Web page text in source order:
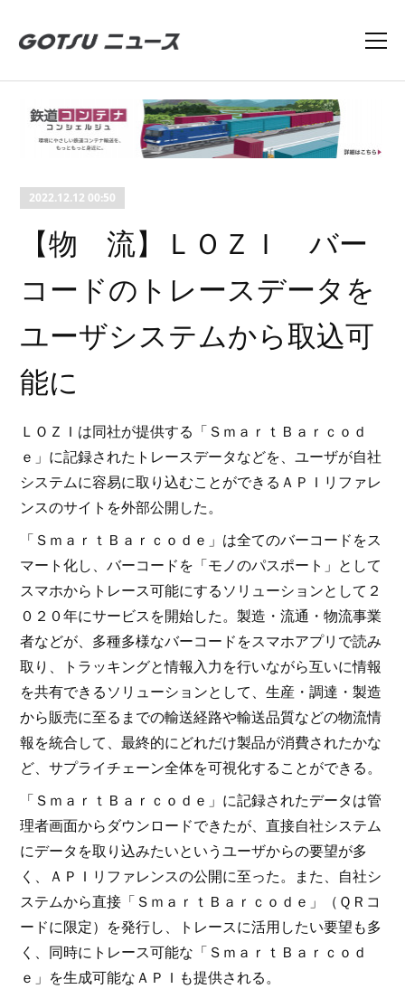
2022.12.12 00:50
【物 流】ＬＯＺＩ バー
コードのトレースデータを
ユーザシステムから取込可
能に
ＬＯＺＩは同社が提供する「ＳｍａｒｔＢａｒｃｏｄ
ｅ」に記録されたトレースデータなどを、ユーザが自社
システムに容易に取り込むことができるＡＰＩリファレ
ンスのサイトを外部公開した。
「ＳｍａｒｔＢａｒｃｏｄｅ」は全てのバーコードをス
マート化し、バーコードを「モノのパスポート」として
スマホからトレース可能にするソリューションとして２
０２０年にサービスを開始した。製造・流通・物流事業
者などが、多種多様なバーコードをスマホアプリで読み
取り、トラッキングと情報入力を行いながら互いに情報
を共有できるソリューションとして、生産・調達・製造
から販売に至るまでの輸送経路や輸送品質などの物流情
報を統合して、最終的にどれだけ製品が消費されたかな
ど、サプライチェーン全体を可視化することができる。
「ＳｍａｒｔＢａｒｃｏｄｅ」に記録されたデータは管
理者画面からダウンロードできたが、直接自社システム
にデータを取り込みたいというユーザからの要望が多
く、ＡＰＩリファレンスの公開に至った。また、自社シ
ステムから直接「ＳｍａｒｔＢａｒｃｏｄｅ」（ＱＲコ
ードに限定）を発行し、トレースに活用したい要望も多
く、同時にトレース可能な「ＳｍａｒｔＢａｒｃｏｄ
ｅ」を生成可能なＡＰＩも提供される。